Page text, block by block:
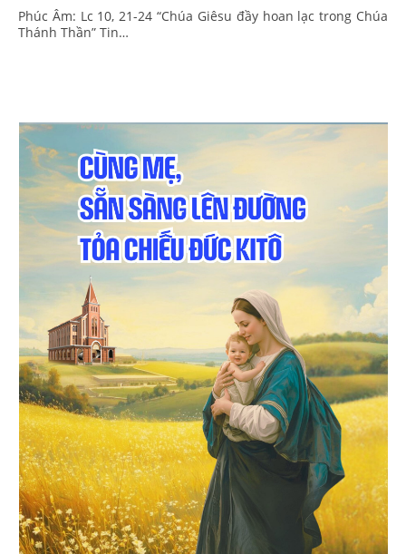
Phúc Âm: Lc 10, 21-24 “Chúa Giêsu đầy hoan lạc trong Chúa
Thánh Thần” Tin…